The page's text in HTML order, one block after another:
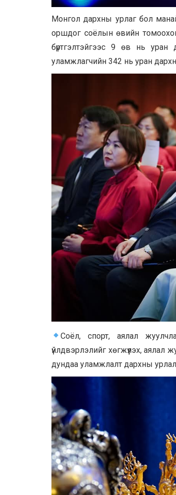
Монгол дархны урлаг бол манай
оршдог соёлын өвийн
бүртгэлтэйгээс 9 өв нь
уламжлагчийн 342 нь уран
Соёл, спорт, аялал
үйлдвэрлэлийг хөгжүүлэх, аялал
дундаа уламжлалт дархны